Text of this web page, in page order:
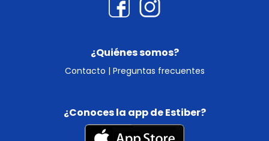
¿Quiénes somos?
Contacto | Preguntas frecuentes
¿Conoces la app de Estiber?